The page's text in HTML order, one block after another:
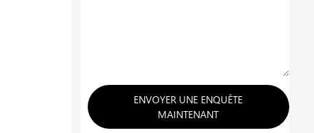
ENVOYER UNE ENQUÊTE
MAINTENANT